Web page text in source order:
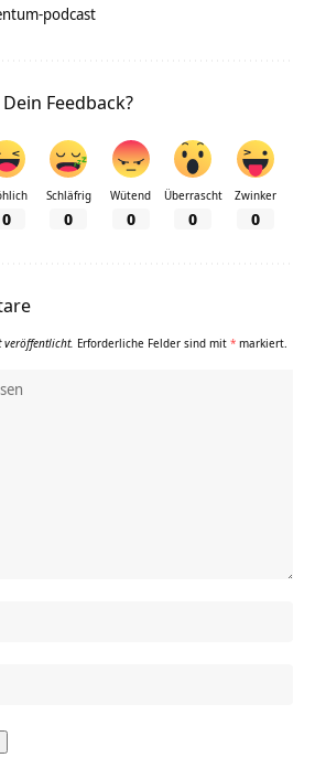
podcast
Dein Feedback?
0
Schläfrig
0
Wütend
0
Überrascht
0
Zwinker
0
veröffentlicht. Erforderliche Felder sind mit * markiert.